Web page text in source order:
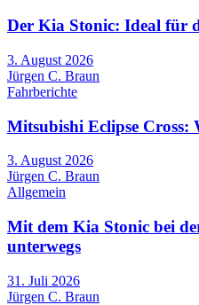
Der Kia Stonic: Ideal für
3. August 2026
Jürgen C. Braun
Fahrberichte
Mitsubishi Eclipse Cross:
3. August 2026
Jürgen C. Braun
Allgemein
Mit dem Kia Stonic bei
unterwegs
31. Juli 2026
Jürgen C. Braun